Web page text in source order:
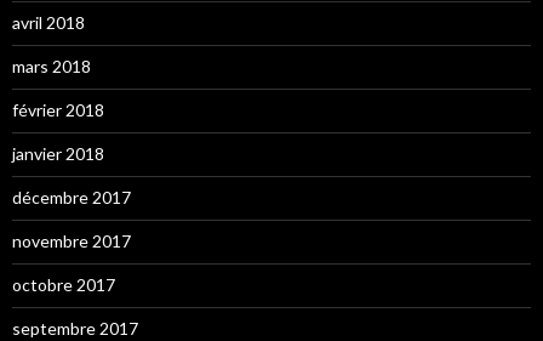
avril 2018
mars 2018
février 2018
janvier 2018
décembre 2017
novembre 2017
octobre 2017
septembre 2017